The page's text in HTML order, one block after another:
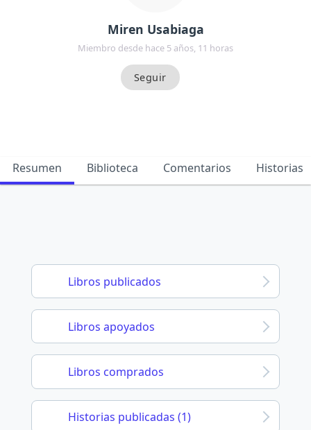
Miren Usabiaga
Miembro desde hace 5 años, 11 horas
Resumen Biblioteca Comentarios Historias
Libros publicados
Libros apoyados
Libros comprados
Historias publicadas (1)